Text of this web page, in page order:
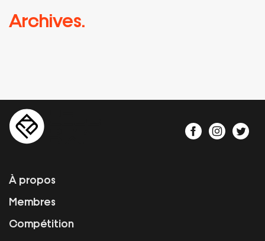
Archives.
À propos
Membres
Compétition